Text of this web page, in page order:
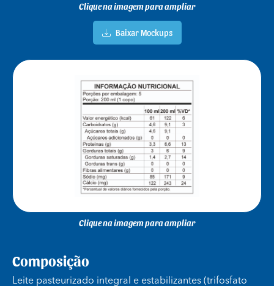
Clique na imagem para ampliar
Baixar Mockups
Clique na imagem para ampliar
Composição
Leite pasteurizado integral e estabilizantes (trifosfato